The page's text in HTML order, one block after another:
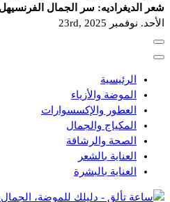
شعر الديغراديه: سر الجمال الفرنسي
الأحد. نوفمبر 23rd, 2025
الرئيسية
الموضة والأزياء
العطور والإكسسوارات
المكياج والجمال
الصحة والرشاقة
العناية بالشعر
العناية بالبشرة